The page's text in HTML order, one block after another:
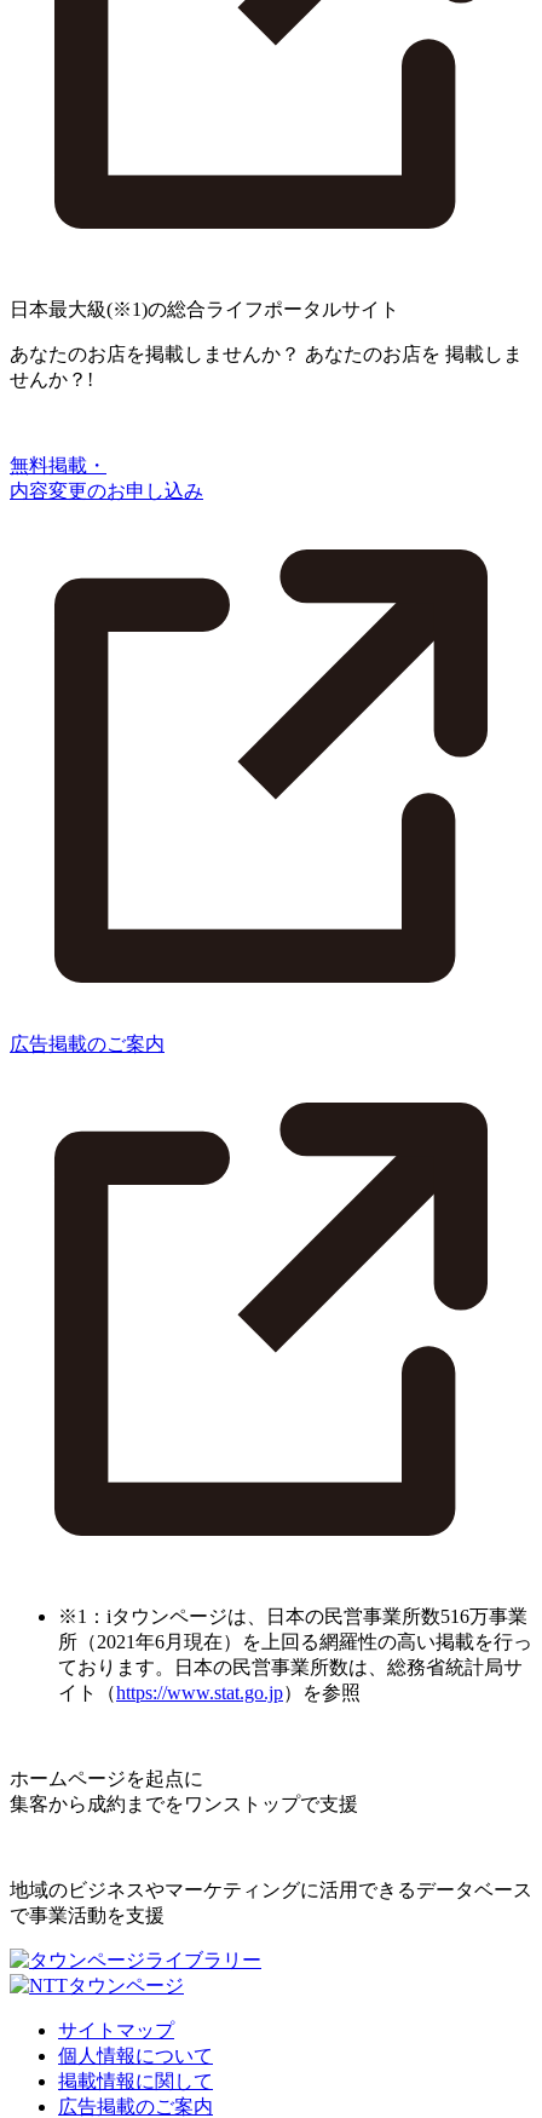
日本最大級(※1)の総合ライフポータルサイト
あなたのお店を掲載しませんか？ あなたのお店を 掲載しま
せんか？!
無料掲載・
内容変更のお申し込み
広告掲載のご案内
※1：iタウンページは、日本の民営事業所数516万事業
所（2021年6月現在）を上回る網羅性の高い掲載を行っ
ております。日本の民営事業所数は、総務省統計局サ
イト（https://www.stat.go.jp）を参照
ホームページを起点に
集客から成約までをワンストップで支援
地域のビジネスやマーケティングに活用できるデータベース
で事業活動を支援
サイトマップ
個人情報について
掲載情報に関して
広告掲載のご案内